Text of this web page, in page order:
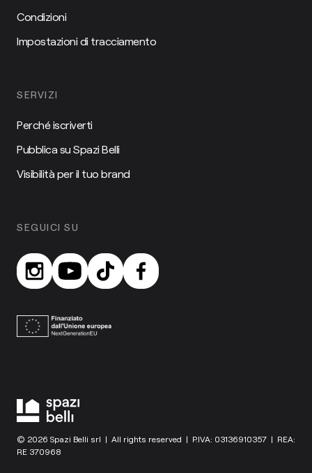
Condizioni
Impostazioni di tracciamento
SERVIZI
Perché iscriverti
Pubblica su Spazi Belli
Visibilità per il tuo brand
SEGUICI SU
© 2026 Spazi Belli srl | All rights reserved | P.IVA: 03136910357 | REA:
RE 370968